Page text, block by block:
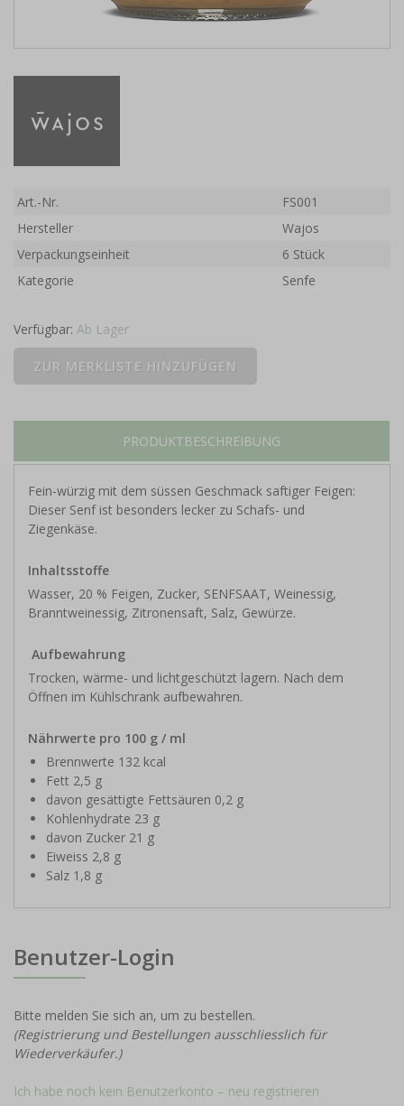
Art.-Nr.
FS001
Hersteller
Wajos
Verpackungseinheit
6 Stück
Kategorie
Senfe
Verfügbar: Ab Lager
PRODUKTBESCHREIBUNG
Fein-würzig mit dem süssen Geschmack saftiger Feigen:
Dieser Senf ist besonders lecker zu Schafs- und
Ziegenkäse.
Inhaltsstoffe
Wasser, 20 % Feigen, Zucker, SENFSAAT, Weinessig,
Branntweinessig, Zitronensaft, Salz, Gewürze.
Aufbewahrung
Trocken, wärme- und lichtgeschützt lagern. Nach dem
Öffnen im Kühlschrank aufbewahren.
Nährwerte pro 100 g / ml
Brennwerte 132 kcal
Fett 2,5 g
davon gesättigte Fettsäuren 0,2 g
Kohlenhydrate 23 g
davon Zucker 21 g
Eiweiss 2,8 g
Salz 1,8 g
Benutzer-Login
Bitte melden Sie sich an, um zu bestellen.
(Registrierung und Bestellungen ausschliesslich für
Wiederverkäufer.)
Ich habe noch kein Benutzerkonto – neu registrieren